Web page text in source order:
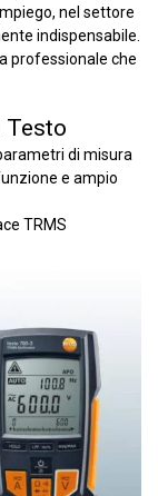
nel settore
indispensabile.
professionale che
Testo
di misura
e ampio
TRMS